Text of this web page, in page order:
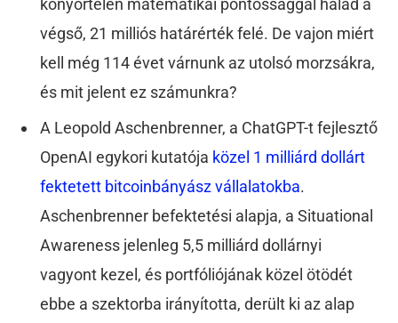
végső, 21 milliós határérték felé. De vajon miért
kell még 114 évet várnunk az utolsó morzsákra,
és mit jelent ez számunkra?
A Leopold Aschenbrenner, a ChatGPT-t fejlesztő
OpenAI egykori kutatója közel 1 milliárd dollárt
fektetett bitcoinbányász vállalatokba.
Aschenbrenner befektetési alapja, a Situational
Awareness jelenleg 5,5 milliárd dollárnyi
vagyont kezel, és portfóliójának közel ötödét
ebbe a szektorba irányította, derült ki az alap